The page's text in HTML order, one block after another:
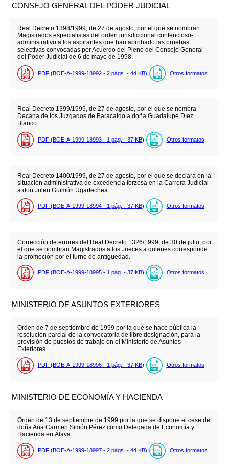
CONSEJO GENERAL DEL PODER JUDICIAL
Real Decreto 1398/1999, de 27 de agosto, por el que se nombran
Magistrados especialistas del orden jurisdiccional contencioso-
administrativo a los aspirantes que han aprobado las pruebas
selectivas convocadas por Acuerdo del Pleno del Consejo General
del Poder Judicial de 6 de mayo de 1998.
PDF (BOE-A-1999-18992 - 2 págs. - 44 KB) Otros formatos
Real Decreto 1399/1999, de 27 de agosto, por el que se nombra
Decana de los Juzgados de Baracaldo a doña Guadalupe Díez
Blanco.
PDF (BOE-A-1999-18993 - 1 pág. - 37 KB) Otros formatos
Real Decreto 1400/1999, de 27 de agosto, por el que se declara en la
situación administrativa de excedencia forzosa en la Carrera Judicial
a don Julen Guimón Ugartechea.
PDF (BOE-A-1999-18994 - 1 pág. - 37 KB) Otros formatos
Corrección de errores del Real Decreto 1326/1999, de 30 de julio, por
el que se nombran Magistrados a los Jueces a quienes corresponde
la promoción por el turno de antigüedad.
PDF (BOE-A-1999-18995 - 1 pág. - 37 KB) Otros formatos
MINISTERIO DE ASUNTOS EXTERIORES
Orden de 7 de septiembre de 1999 por la que se hace pública la
resolución parcial de la convocatoria de libre designación, para la
provisión de puestos de trabajo en el Ministerio de Asuntos
Exteriores.
PDF (BOE-A-1999-18996 - 1 pág. - 37 KB) Otros formatos
MINISTERIO DE ECONOMÍA Y HACIENDA
Orden de 13 de septiembre de 1999 por la que se dispone el cese de
doña Ana Carmen Simón Pérez como Delegada de Economía y
Hacienda en Álava.
PDF (BOE-A-1999-18997 - 2 págs. - 44 KB) Otros formatos